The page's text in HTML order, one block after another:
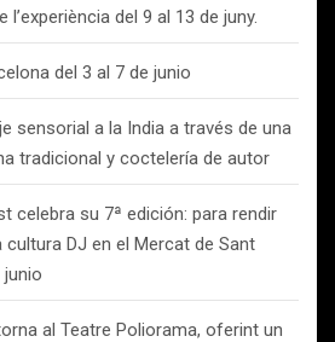
l’experiència del 9 al 13 de juny.
del 3 al 7 de junio
sensorial a la India a través de una
tradicional y coctelería de autor
celebra su 7ª edición: para rendir
cultura DJ en el Mercat de Sant
al Teatre Poliorama, oferint un